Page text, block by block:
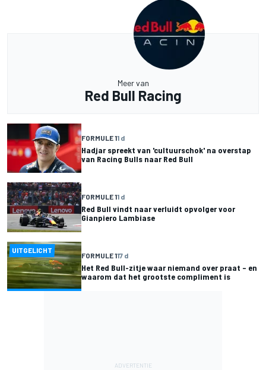
Meer van
Red Bull Racing
FORMULE 11 d
Hadjar spreekt van 'cultuurschok' na overstap
van Racing Bulls naar Red Bull
FORMULE 11 d
Red Bull vindt naar verluidt opvolger voor
Gianpiero Lambiase
UITGELICHT
FORMULE 117 d
Het Red Bull-zitje waar niemand over praat – en
waarom dat het grootste compliment is